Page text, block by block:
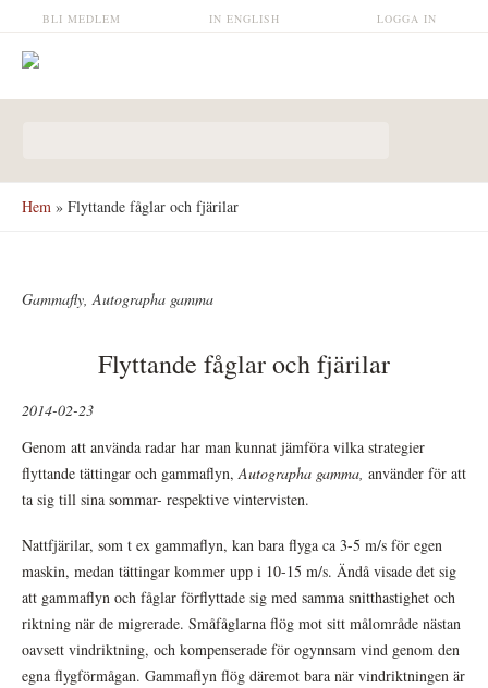
Hoppa till huvudinnehåll LOGGA IN
IN ENGLISH
BLI MEDLEM
Hem » Flyttande fåglar och fjärilar
Gammafly, Autographa gamma
Flyttande fåglar och fjärilar
2014-02-23
Genom att använda radar har man kunnat jämföra vilka strategier
flyttande tättingar och gammaflyn,Autographa gamma, använder för att
ta sig till sina sommar- respektive vintervisten.
Nattfjärilar, som t ex gammaflyn, kan bara flyga ca 3-5 m/s för egen
maskin, medan tättingar kommer upp i 10-15 m/s. Ändå visade det sig
att gammaflyn och fåglar förflyttade sig med samma snitthastighet och
riktning när de migrerade. Småfåglarna flög mot sitt målområde nästan
oavsett vindriktning, och kompenserade för ogynnsam vind genom den
egna flygförmågan. Gammaflyn flög däremot bara när vindriktningen är